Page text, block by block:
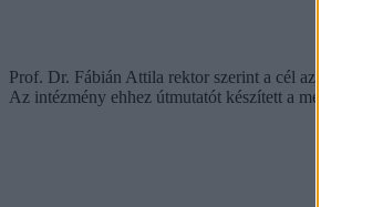
Prof. Dr. Fábián Attila rektor szerint a cél az, hogy az
Az intézmény ehhez útmutatót készített a